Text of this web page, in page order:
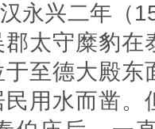
永兴二年（
太守糜豹在
至德大殿东
用水而凿。